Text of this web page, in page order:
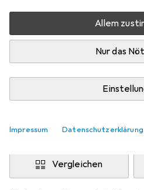
Allem
Nur das
Impressum Datenschutzerklärung
Mehr als 10 Stück an Lager
Lieferort angeben für
EcultorDE
In den
Vergleichen